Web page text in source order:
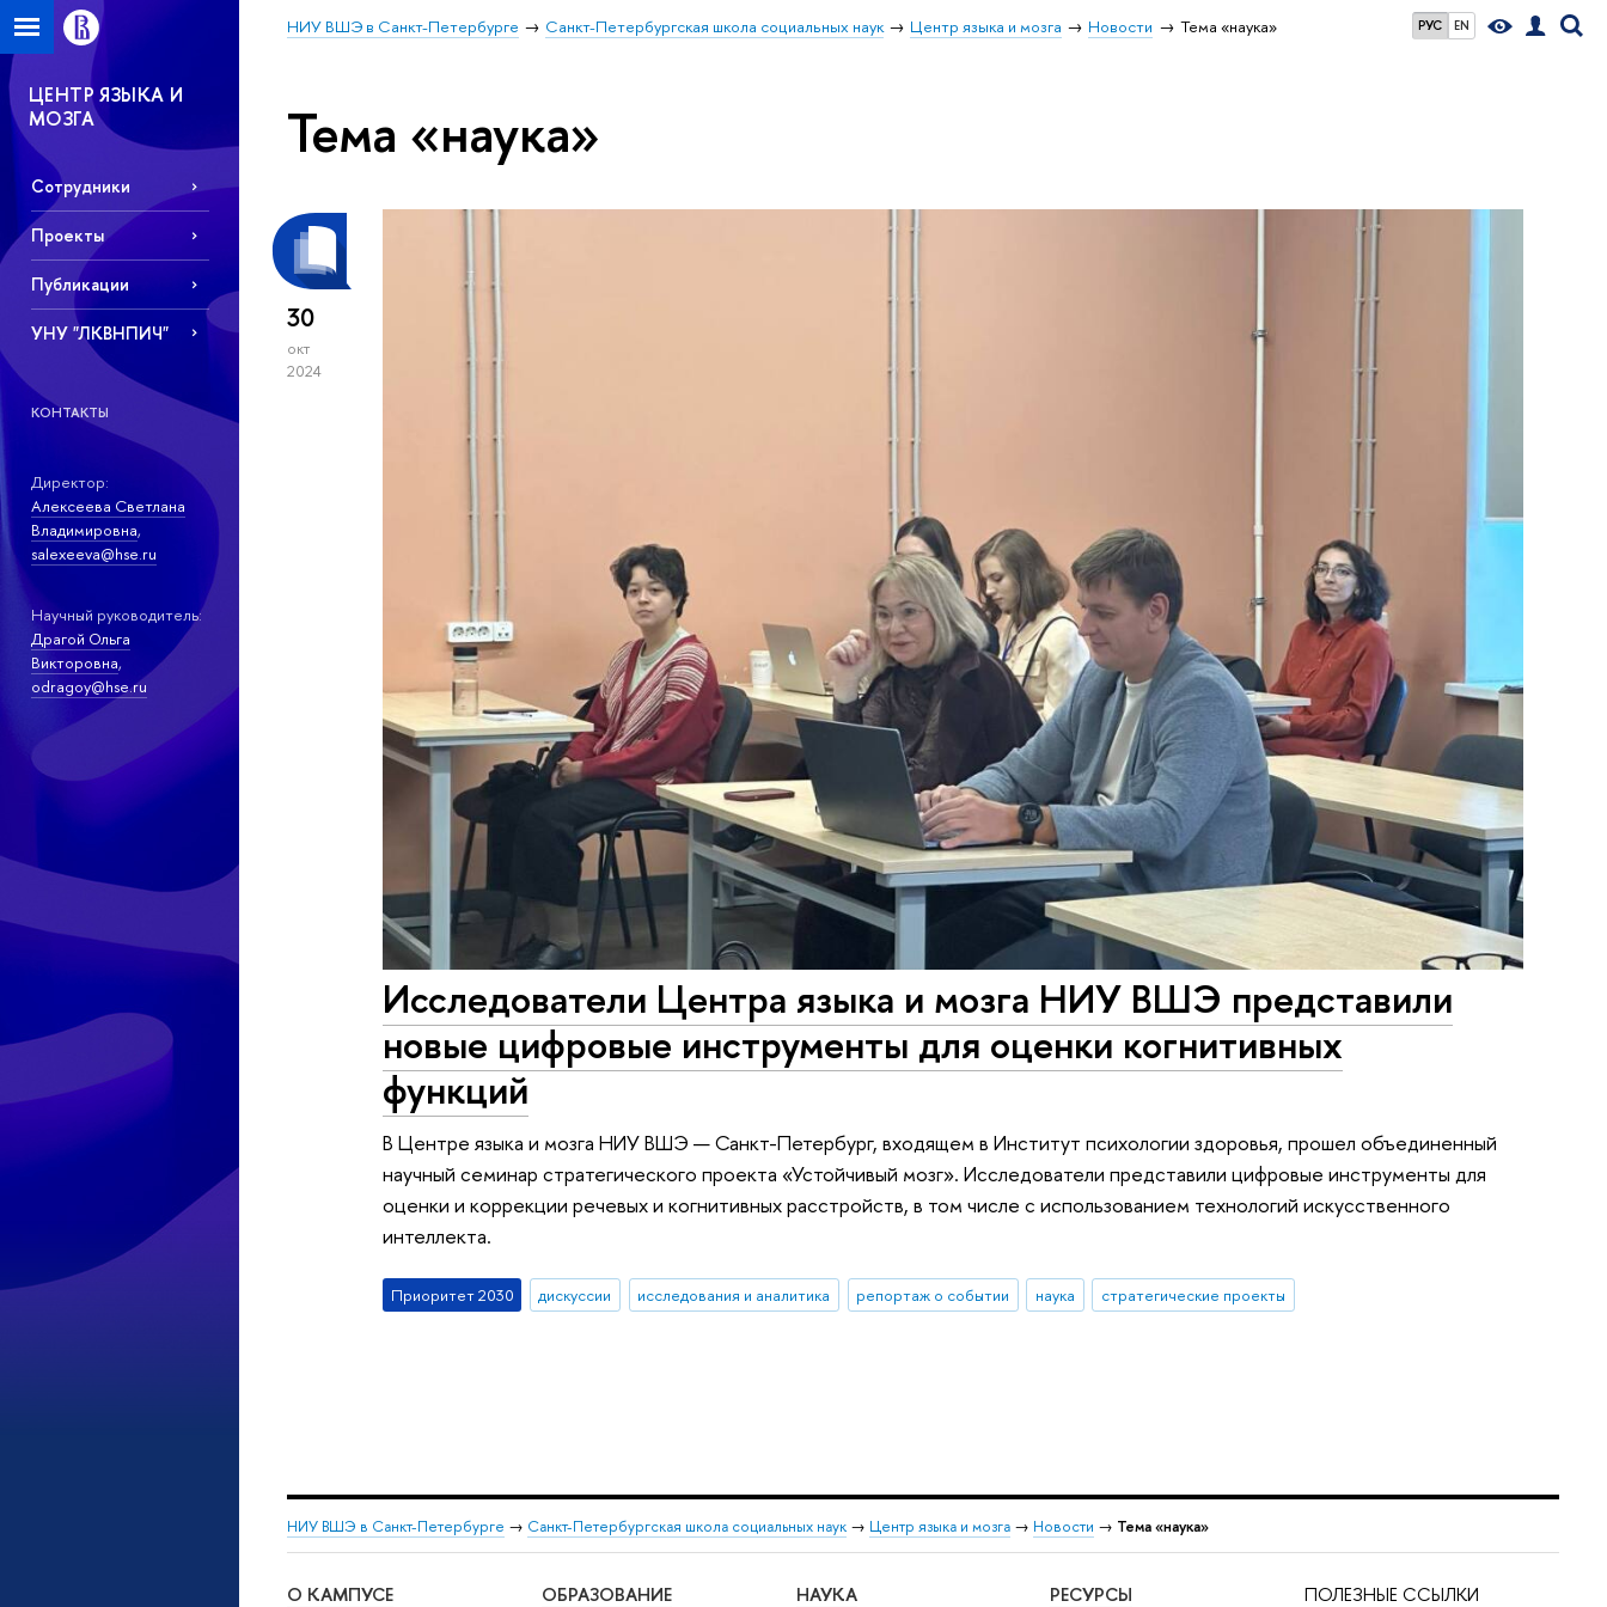
РУС EN
НИУ ВШЭ в Санкт-Петербурге Санкт-Петербургская школа социальных наук Центр языка и мозга Новости Тема «наука»
ЦЕНТР ЯЗЫКА И
МОЗГА
Сотрудники
Проекты
Публикации
УНУ "ЛКВНПИЧ"
КОНТАКТЫ
Директор:
Алексеева Светлана
Владимировна,
salexeeva@hse.ru
Научный руководитель:
Драгой Ольга
Викторовна,
odragoy@hse.ru
Тема «наука»
30
окт
2024
Исследователи Центра языка и мозга НИУ ВШЭ представили
новые цифровые инструменты для оценки когнитивных
функций
В Центре языка и мозга НИУ ВШЭ — Санкт-Петербург, входящем в Институт психологии здоровья, прошел объединенный
научный семинар стратегического проекта «Устойчивый мозг». Исследователи представили цифровые инструменты для
оценки и коррекции речевых и когнитивных расстройств, в том числе с использованием технологий искусственного
интеллекта.
Приоритет 2030 дискуссии исследования и аналитика репортаж о событии наука стратегические проекты
НИУ ВШЭ в Санкт-Петербурге → Санкт-Петербургская школа социальных наук → Центр языка и мозга → Новости → Тема «наука»
О КАМПУСЕ ОБРАЗОВАНИЕ НАУКА РЕСУРСЫ ПОЛЕЗНЫЕ ССЫЛКИ